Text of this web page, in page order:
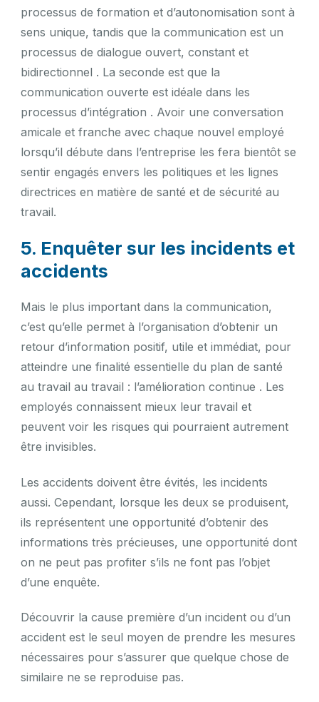
processus de formation et d’autonomisation sont à
sens unique, tandis que la communication est un
processus de dialogue ouvert, constant et
bidirectionnel . La seconde est que la
communication ouverte est idéale dans les
processus d’intégration . Avoir une conversation
amicale et franche avec chaque nouvel employé
lorsqu’il débute dans l’entreprise les fera bientôt se
sentir engagés envers les politiques et les lignes
directrices en matière de santé et de sécurité au
travail.
5. Enquêter sur les incidents et
accidents
Mais le plus important dans la communication,
c’est qu’elle permet à l’organisation d’obtenir un
retour d’information positif, utile et immédiat, pour
atteindre une finalité essentielle du plan de santé
au travail au travail : l’amélioration continue . Les
employés connaissent mieux leur travail et
peuvent voir les risques qui pourraient autrement
être invisibles.
Les accidents doivent être évités, les incidents
aussi. Cependant, lorsque les deux se produisent,
ils représentent une opportunité d’obtenir des
informations très précieuses, une opportunité dont
on ne peut pas profiter s’ils ne font pas l’objet
d’une enquête.
Découvrir la cause première d’un incident ou d’un
accident est le seul moyen de prendre les mesures
nécessaires pour s’assurer que quelque chose de
similaire ne se reproduise pas.